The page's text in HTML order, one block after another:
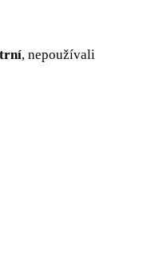
, nepoužívali